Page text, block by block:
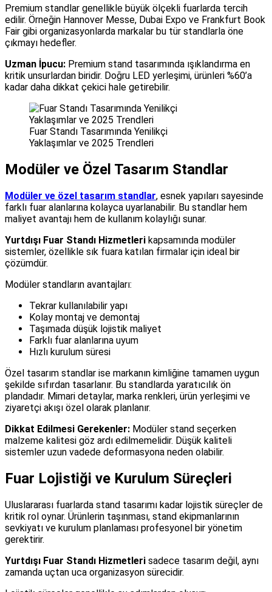
Premium standlar genellikle büyük ölçekli fuarlarda tercih
edilir. Örneğin Hannover Messe, Dubai Expo ve Frankfurt Book
Fair gibi organizasyonlarda markalar bu tür standlarla öne
çıkmayı hedefler.
Uzman İpucu: Premium stand tasarımında ışıklandırma en
kritik unsurlardan biridir. Doğru LED yerleşimi, ürünleri %60’a
kadar daha dikkat çekici hale getirebilir.
Fuar Standı Tasarımında Yenilikçi
Yaklaşımlar ve 2025 Trendleri
Modüler ve Özel Tasarım Standlar
Modüler ve özel tasarım standlar, esnek yapıları sayesinde
farklı fuar alanlarına kolayca uyarlanabilir. Bu standlar hem
maliyet avantajı hem de kullanım kolaylığı sunar.
Yurtdışı Fuar Standı Hizmetleri kapsamında modüler
sistemler, özellikle sık fuara katılan firmalar için ideal bir
çözümdür.
Modüler standların avantajları:
Tekrar kullanılabilir yapı
Kolay montaj ve demontaj
Taşımada düşük lojistik maliyet
Farklı fuar alanlarına uyum
Hızlı kurulum süresi
Özel tasarım standlar ise markanın kimliğine tamamen uygun
şekilde sıfırdan tasarlanır. Bu standlarda yaratıcılık ön
plandadır. Mimari detaylar, marka renkleri, ürün yerleşimi ve
ziyaretçi akışı özel olarak planlanır.
Dikkat Edilmesi Gerekenler: Modüler stand seçerken
malzeme kalitesi göz ardı edilmemelidir. Düşük kaliteli
sistemler uzun vadede deformasyona neden olabilir.
Fuar Lojistiği ve Kurulum Süreçleri
Uluslararası fuarlarda stand tasarımı kadar lojistik süreçler de
kritik rol oynar. Ürünlerin taşınması, stand ekipmanlarının
sevkiyatı ve kurulum planlaması profesyonel bir yönetim
gerektirir.
Yurtdışı Fuar Standı Hizmetleri sadece tasarım değil, aynı
zamanda uçtan uca organizasyon sürecidir.